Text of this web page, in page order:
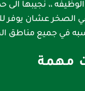
،، نجيبها الى
الصخر عشان يوفر
في جميع مناطق
مهمة